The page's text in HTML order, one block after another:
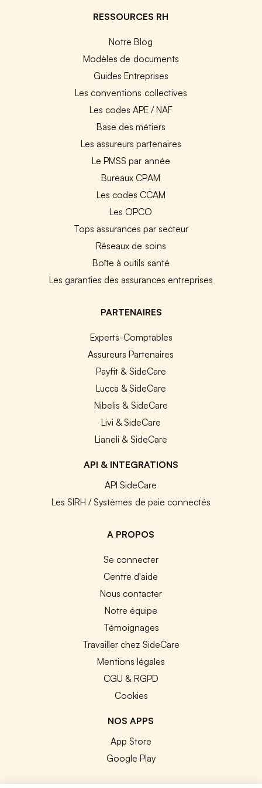
RESSOURCES RH
Notre Blog
Modèles de documents
Guides Entreprises
Les conventions collectives
Les codes APE / NAF
Base des métiers
Les assureurs partenaires
Le PMSS par année
Bureaux CPAM
Les codes CCAM
Les OPCO
Tops assurances par secteur
Réseaux de soins
Boîte à outils santé
Les garanties des assurances entreprises
PARTENAIRES
Experts-Comptables
Assureurs Partenaires
Payfit & SideCare
Lucca & SideCare
Nibelis & SideCare
Livi & SideCare
Lianeli & SideCare
API & INTEGRATIONS
API SideCare
Les SIRH / Systèmes de paie connectés
A PROPOS
Se connecter
Centre d'aide
Nous contacter
Notre équipe
Témoignages
Travailler chez SideCare
Mentions légales
CGU & RGPD
Cookies
NOS APPS
App Store
Google Play